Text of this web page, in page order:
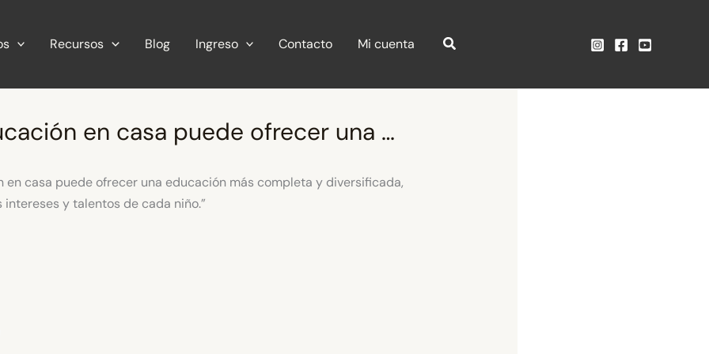
Recursos Blog Ingreso Contacto Mi cuenta
en casa puede ofrecer una …
en casa puede ofrecer una educación más completa y diversificada,
intereses y talentos de cada niño.”